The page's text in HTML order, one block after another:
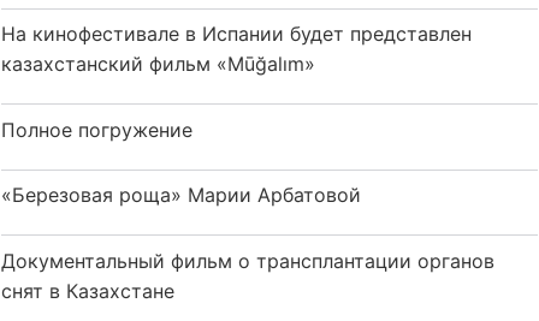
На кинофестивале в Испании будет представлен
казахстанский фильм «Mūğalım»
Полное погружение
«Березовая роща» Марии Арбатовой
Документальный фильм о трансплантации органов
снят в Казахстане